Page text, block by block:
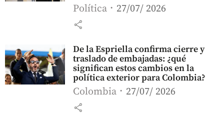
Política 27/07/ 2026
share
De la Espriella confirma cierre y
traslado de embajadas: ¿qué
significan estos cambios en la
política exterior para Colombia?
Colombia 27/07/ 2026
share